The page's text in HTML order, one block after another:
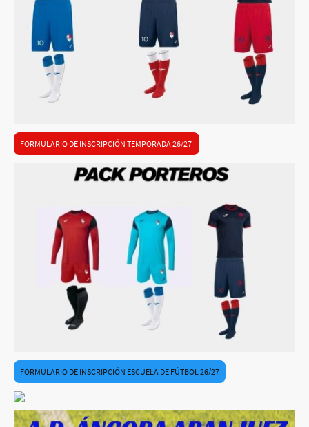
FORMULARIO DE INSCRIPCIÓN TEMPORADA 26/27
FORMULARIO DE INSCRIPCIÓN ESCUELA DE FÚTBOL 26/27